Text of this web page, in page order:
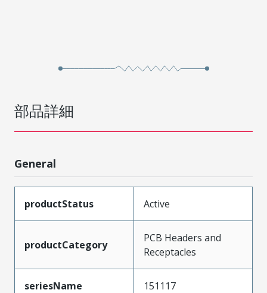
部品詳細
General
productStatus Active
productCategory
PCB Headers and
Receptacles
seriesName 151117